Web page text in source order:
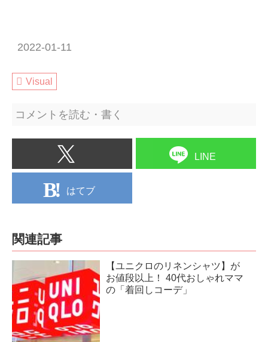
2022-01-11
Visual
コメントを読む・書く
LINE
はてブ
関連記事
【ユニクロのリネンシャツ】が
お値段以上！ 40代おしゃれママ
の「着回しコーデ」